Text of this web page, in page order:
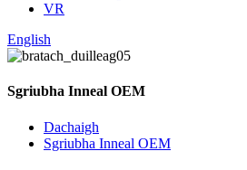
VR
English
Sgriubha Inneal OEM
Dachaigh
Sgriubha Inneal OEM